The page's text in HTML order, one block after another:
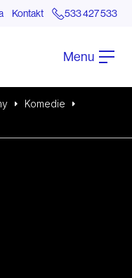
Kontakt 533 427 533
Menu
Komedie